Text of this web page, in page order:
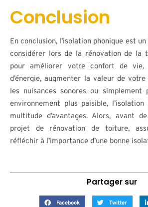
Conclusion
En conclusion, l’isolation phonique est
considérer lors de la rénovation de la
pour améliorer votre confort de vie,
d’énergie, augmenter la valeur de
les nuisances sonores ou simplement
environnement plus paisible,
multitude d’avantages. Alors, avant
projet de rénovation de toiture,
réfléchir à l’importance d’une bonne
Partager sur
Facebook Twitter